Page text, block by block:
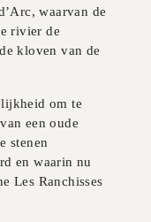
waarvan de
rivier de
kloven van de
om te
een oude
stenen
en waarin nu
Les Ranchisses